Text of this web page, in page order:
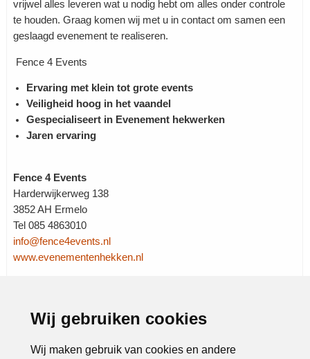
Wij gebruiken cookies
Wij maken gebruik van cookies en andere
vrijwel alles leveren wat u nodig hebt om alles onder controle
te houden. Graag komen wij met u in contact om samen een
geslaagd evenement te realiseren.
Fence 4 Events
Ervaring met klein tot grote events
Veiligheid hoog in het vaandel
Gespecialiseert in Evenement hekwerken
Jaren ervaring
Fence 4 Events
Harderwijkerweg 138
3852 AH Ermelo
Tel 085 4863010
info@fence4events.nl
www.evenementenhekken.nl
Bouwmaterialen|Dienstverlening|Entertainment